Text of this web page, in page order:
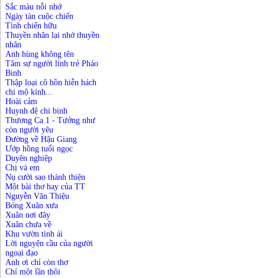
Sắc màu nỗi nhớ
Ngày tàn cuộc chiến
Tình chiến hữu
Thuyền nhân lại nhớ thuyền
nhân
Anh hùng không tên
Tâm sự người lính trẻ Pháo
Binh
Thập loại cô hồn hiễn hách
chi mộ kính...
Hoài cảm
Huynh đệ chi binh
Thương Ca 1 - Tưởng như
còn người yêu
Đường về Hậu Giang
Ướp hồng tuổi ngọc
Duyên nghiệp
Chị và em
Nụ cười sao thánh thiện
Một bài thơ hay của TT
Nguyễn Văn Thiệu
Bóng Xuân xưa
Xuân nơi đây
Xuân chưa về
Khu vườn tình ái
Lời nguyện cầu của người
ngoại đạo
Anh ơi chỉ còn thơ
Chỉ một lần thôi